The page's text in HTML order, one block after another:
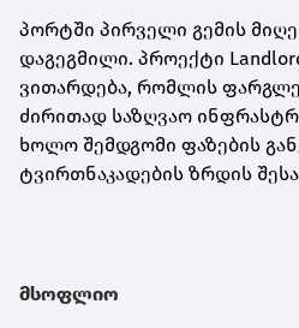
პორტში პირველი გემის
დაგეგმილი. პროექტი
ვითარდება, რომლის
ძირითად საზღვაო
ხოლო შემდგომი ფაზების
ტვირთნაკადების ზრდის
მსოფლიო